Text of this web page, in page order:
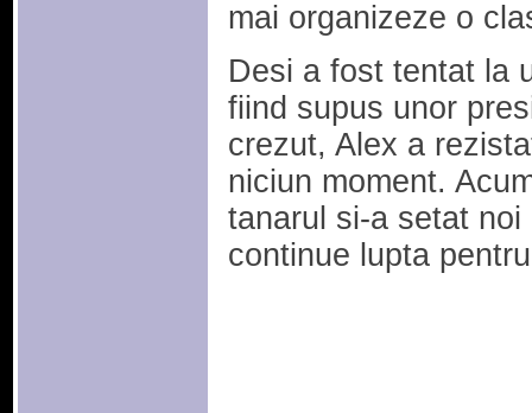
mai organizeze o
Desi a fost tentat la
fiind supus unor
crezut, Alex a
niciun moment.
tanarul si-a setat
continue lupta